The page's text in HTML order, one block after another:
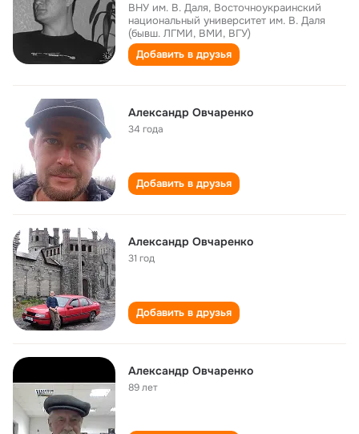
ВНУ им. В. Даля, Восточноукраинский
национальный университет им. В. Даля
(бывш. ЛГМИ, ВМИ, ВГУ)
Добавить в друзья
Александр Овчаренко
34 года
Добавить в друзья
Александр Овчаренко
31 год
Добавить в друзья
Александр Овчаренко
89 лет